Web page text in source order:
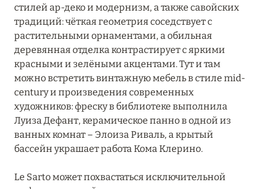
Hôtel Village Montana
I.L.Y Hotels La Rosière
InterContinental Lyon – Hotel Dieu
Keystone Lodge by Alpine Resorts
Kopster Hotel Lyon Groupama Stadium
L'Apogée Courchevel
L’Alpaga Megève
La Chaudanne
стилей ар-деко и модернизм, а также савойских
традиций: чёткая геометрия соседствует с
растительными орнаментами, а обильная
деревянная отделка контрастирует с яркими
красными и зелёными акцентами. Тут и там
можно встретить винтажную мебель в стиле mid-
century и произведения современных
художников: фреску в библиотеке выполнила
Луиза Дефант, керамическое панно в одной из
ванных комнат – Элоиза Риваль, а крытый
бассейн украшает работа Кома Клерино.
Le Sarto может похвастаться исключительной